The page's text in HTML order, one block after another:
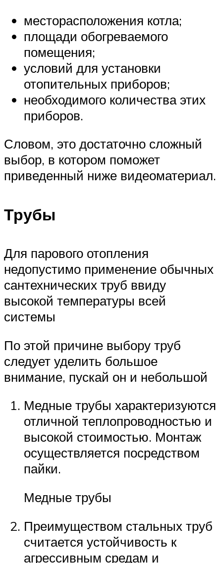
месторасположения котла;
площади обогреваемого
помещения;
условий для установки
отопительных приборов;
необходимого количества этих
приборов.
Словом, это достаточно сложный
выбор, в котором поможет
приведенный ниже видеоматериал.
Трубы
Для парового отопления
недопустимо применение обычных
сантехнических труб ввиду
высокой температуры всей
системы
По этой причине выбору труб
следует уделить большое
внимание, пускай он и небольшой
Медные трубы характеризуются
отличной теплопроводностью и
высокой стоимостью. Монтаж
осуществляется посредством
пайки.
Медные трубы
Преимуществом стальных труб
считается устойчивость к
агрессивным средам и